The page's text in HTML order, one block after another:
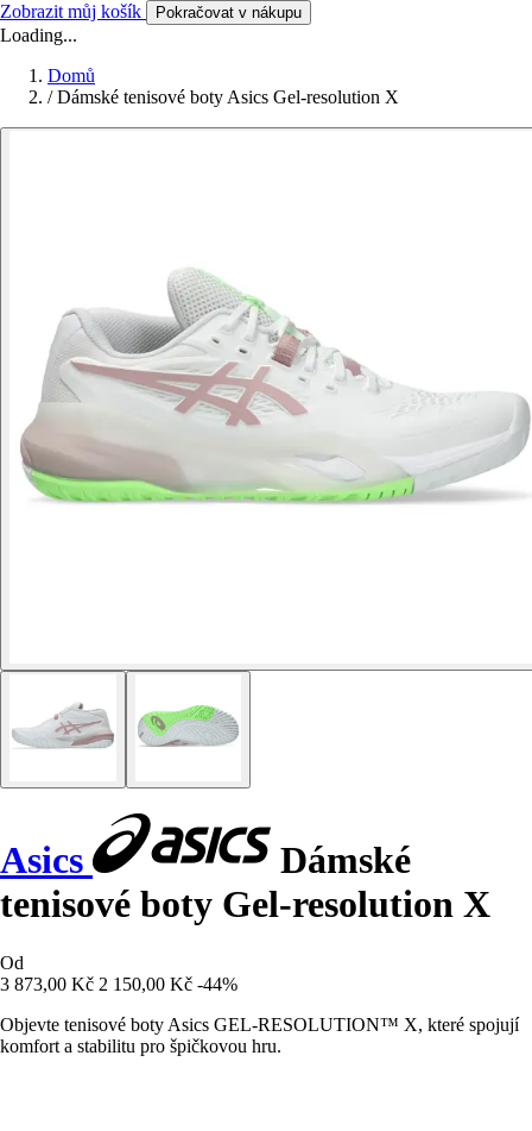
Zobrazit můj košík Pokračovat v nákupu
Loading...
Domů
/ Dámské tenisové boty Asics Gel-resolution X
Asics
Dámské
tenisové boty Gel-resolution X
Od
3 873,00 Kč 2 150,00 Kč -44%
Objevte tenisové boty Asics GEL-RESOLUTION™ X, které spojují
komfort a stabilitu pro špičkovou hru.